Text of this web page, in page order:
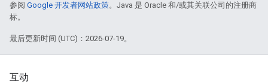
参阅 Google 开发者网站政策。Java 是 Oracle 和/或其关联公司的注册商
标。
最后更新时间 (UTC)：2026-07-19。
互动